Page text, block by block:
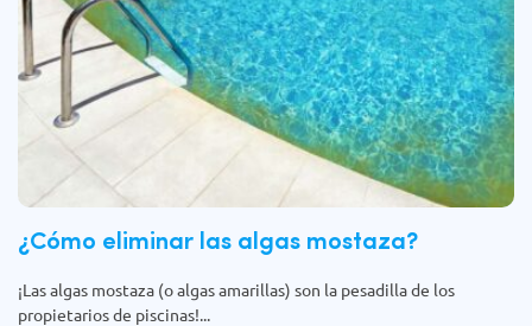
¿Cómo eliminar las algas mostaza?
¡Las algas mostaza (o algas amarillas) son la pesadilla de los
propietarios de piscinas!...